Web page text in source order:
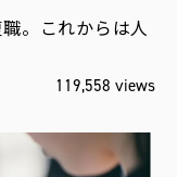
。これからは人
119,558 views